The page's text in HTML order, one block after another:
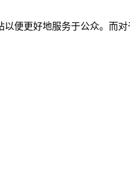
便更好地服务于公众。而